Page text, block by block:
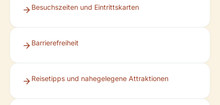
Besuchszeiten und Eintrittskarten
Barrierefreiheit
Reisetipps und nahegelegene Attraktionen